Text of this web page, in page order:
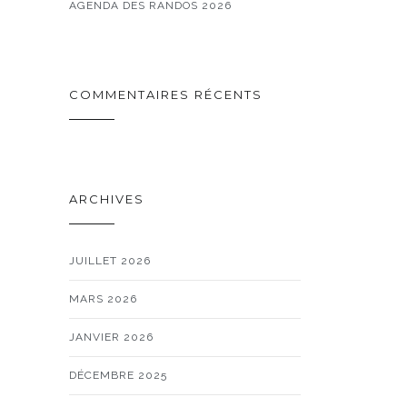
AGENDA DES RANDOS 2026
COMMENTAIRES RÉCENTS
ARCHIVES
JUILLET 2026
MARS 2026
JANVIER 2026
DÉCEMBRE 2025